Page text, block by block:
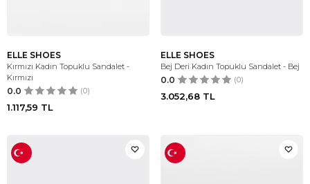
ELLE SHOES
Kırmızı Kadın Topuklu Sandalet -
Kırmızı
0.0 (0)
1.117,59 TL
ELLE SHOES
Bej Deri Kadın Topuklu Sandalet - Bej
0.0 (0)
3.052,68 TL